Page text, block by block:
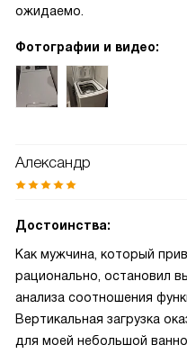
ожидаемо.
Фотографии и видео:
Александр
Достоинства:
Как мужчина, который
рационально, остановил
анализа соотношения
Вертикальная загрузка
для моей небольшой